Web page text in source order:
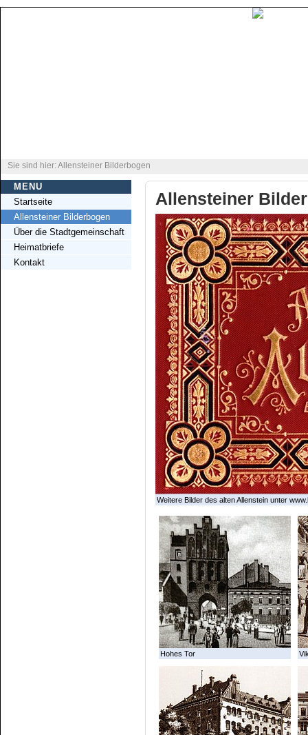
Sie sind hier: Allensteiner Bilderbogen
MENU
Startseite
Allensteiner Bilderbogen
Über die Stadtgemeinschaft
Heimatbriefe
Kontakt
Allensteiner
Weitere Bilder des alten Allenstein unter
Hohes Tor